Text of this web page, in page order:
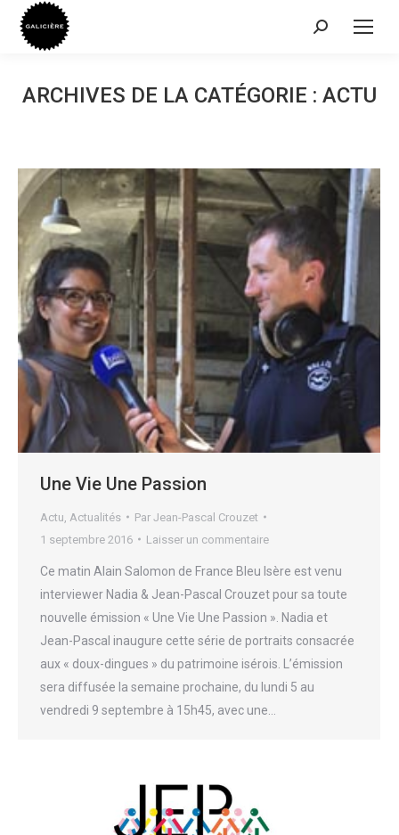
Recherche
ARCHIVES DE LA CATÉGORIE : ACTU
Une Vie Une Passion
Actu Actualités Par Jean-Pascal Crouzet
1 septembre 2016
Laisser un commentaire
Ce matin Alain Salomon de France Bleu Isère est venu
interviewer Nadia & Jean-Pascal Crouzet pour sa toute
nouvelle émission « Une Vie Une Passion ». Nadia et
Jean-Pascal inaugure cette série de portraits consacrée
aux « doux-dingues » du patrimoine isérois. L’émission
sera diffusée la semaine prochaine, du lundi 5 au
vendredi 9 septembre à 15h45, avec une…